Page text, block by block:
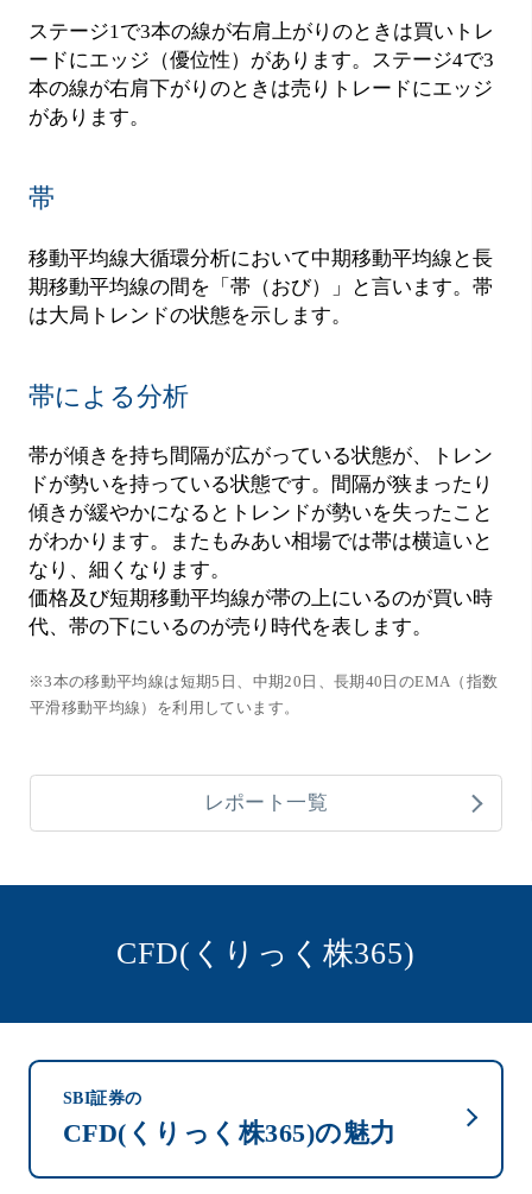
ステージ1で3本の線が右肩上がりのときは買いトレ
ードにエッジ（優位性）があります。ステージ4で3
本の線が右肩下がりのときは売りトレードにエッジ
があります。
帯
移動平均線大循環分析において中期移動平均線と長
期移動平均線の間を「帯（おび）」と言います。帯
は大局トレンドの状態を示します。
帯による分析
帯が傾きを持ち間隔が広がっている状態が、トレン
ドが勢いを持っている状態です。間隔が狭まったり
傾きが緩やかになるとトレンドが勢いを失ったこと
がわかります。またもみあい相場では帯は横這いと
なり、細くなります。
価格及び短期移動平均線が帯の上にいるのが買い時
代、帯の下にいるのが売り時代を表します。
※3本の移動平均線は短期5日、中期20日、長期40日のEMA（指数
平滑移動平均線）を利用しています。
レポート一覧
CFD(くりっく株365)
SBI証券の
CFD(くりっく株365)の魅力